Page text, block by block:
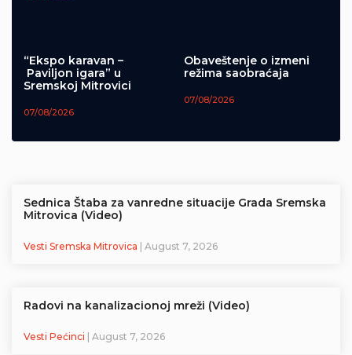
“Ekspo karavan –
Paviljon igara” u
Sremskoj Mitrovici
07/08/2026
Obaveštenje o izmeni
režima saobraćaja
07/08/2026
Sednica Štaba za vanredne situacije Grada Sremska
Mitrovica (Video)
Vesti Sremska Mitrovica | August 7, 2026
Radovi na kanalizacionoj mreži (Video)
Vesti Pećinci | August 7, 2026